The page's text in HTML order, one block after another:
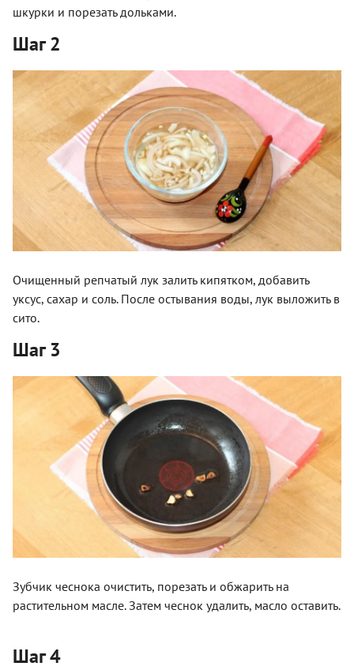
шкурки и порезать дольками.
Шаг 2
Очищенный репчатый лук залить кипятком, добавить
уксус, сахар и соль. После остывания воды, лук выложить в
сито.
Шаг 3
Зубчик чеснока очистить, порезать и обжарить на
растительном масле. Затем чеснок удалить, масло оставить.
Шаг 4